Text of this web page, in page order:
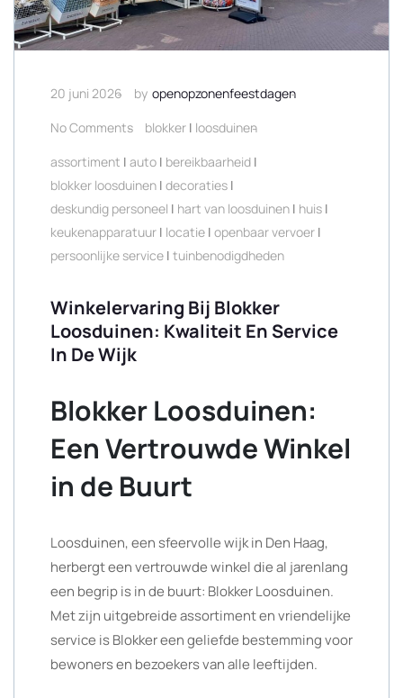
20 juni 2026 by openopzonenfeestdagen
No Comments
blokker | loosduinen
assortiment | auto | bereikbaarheid |
blokker loosduinen | decoraties |
deskundig personeel | hart van loosduinen | huis |
keukenapparatuur | locatie | openbaar vervoer |
persoonlijke service | tuinbenodigdheden
Winkelervaring Bij Blokker
Loosduinen: Kwaliteit En Service
In De Wijk
Blokker Loosduinen:
Een Vertrouwde Winkel
in de Buurt
Loosduinen, een sfeervolle wijk in Den Haag,
herbergt een vertrouwde winkel die al jarenlang
een begrip is in de buurt: Blokker Loosduinen.
Met zijn uitgebreide assortiment en vriendelijke
service is Blokker een geliefde bestemming voor
bewoners en bezoekers van alle leeftijden.